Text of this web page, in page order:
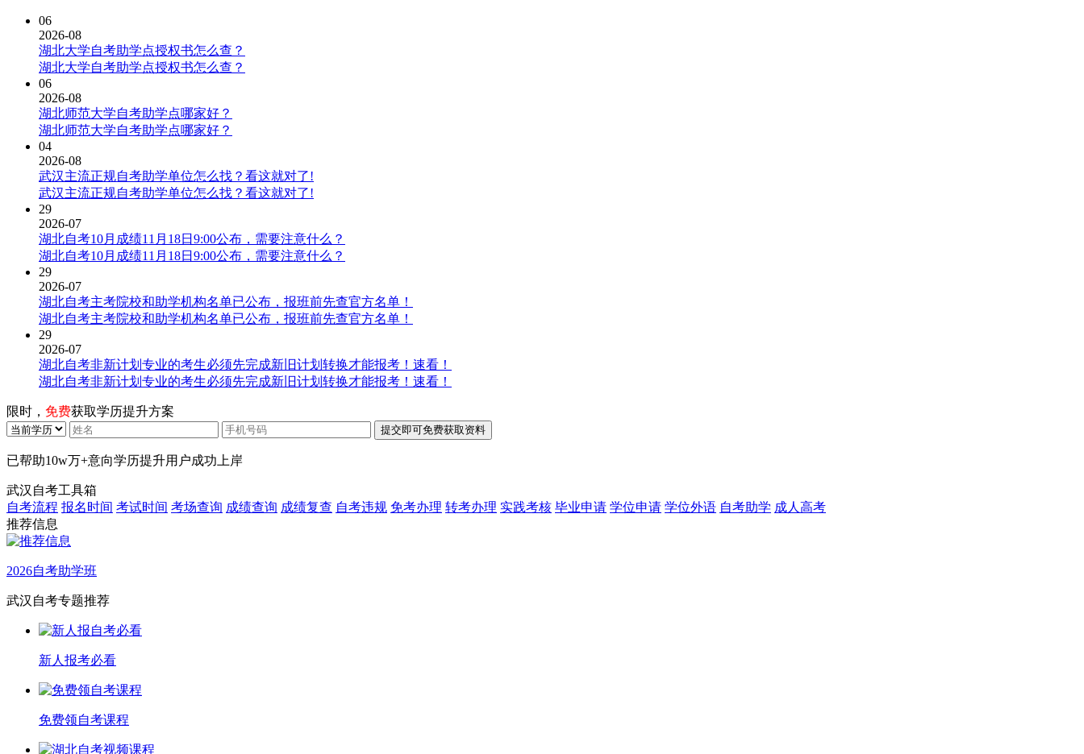
06
2026-08
湖北大学自考助学点授权书怎么查？
湖北大学自考助学点授权书怎么查？
06
2026-08
湖北师范大学自考助学点哪家好？
湖北师范大学自考助学点哪家好？
04
2026-08
武汉主流正规自考助学单位怎么找？看这就对了!
武汉主流正规自考助学单位怎么找？看这就对了!
29
2026-07
湖北自考10月成绩11月18日9:00公布，需要注意什么？
湖北自考10月成绩11月18日9:00公布，需要注意什么？
29
2026-07
湖北自考主考院校和助学机构名单已公布，报班前先查官方名单！
湖北自考主考院校和助学机构名单已公布，报班前先查官方名单！
29
2026-07
湖北自考非新计划专业的考生必须先完成新旧计划转换才能报考！速看！
湖北自考非新计划专业的考生必须先完成新旧计划转换才能报考！速看！
限时， 免费获取学历提升方案
已帮助10w万+意向学历提升用户成功上岸
武汉自考工具箱
自考流程 报名时间 考试时间 考场查询 成绩查询 成绩复查 自考违规 免考办理 转考办理 实践考核 毕业申请 学位申请 学位外语 自考助学 成人高考
推荐信息
2026自考助学班
武汉自考专题推荐
新人报考必看
免费领自考课程